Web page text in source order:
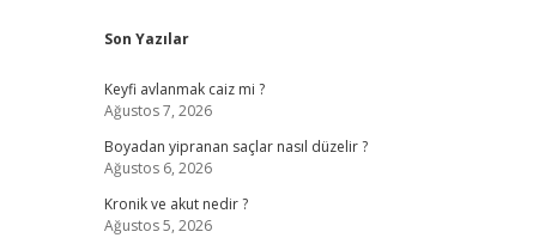
Sidebar
Son Yazılar
Keyfi avlanmak caiz mi ?
Ağustos 7, 2026
Boyadan yipranan saçlar nasıl düzelir ?
Ağustos 6, 2026
Kronik ve akut nedir ?
Ağustos 5, 2026